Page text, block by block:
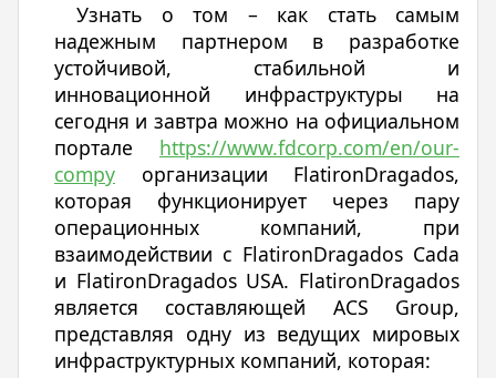
Узнать о том – как стать самым
надежным партнером в разработке
устойчивой, стабильной и
инновационной инфраструктуры на
сегодня и завтра можно на официальном
портале https://www.fdcorp.com/en/our-
compy организации FlatironDragados,
которая функционирует через пару
операционных компаний, при
взаимодействии с FlatironDragados Cada
и FlatironDragados USA. FlatironDragados
является составляющей ACS Group,
представляя одну из ведущих мировых
инфраструктурных компаний, которая: